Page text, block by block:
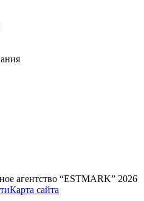
агентство “ESTMARK” 2026
Карта сайта